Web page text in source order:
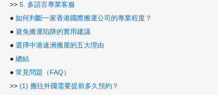
>> 5. 多語言專業客服
● 如何判斷一家香港國際搬運公司的專業程度？
● 避免搬運陷阱的實用建議
● 選擇中港速洲搬屋的五大理由
● 總結
● 常見問題（FAQ）
>> (1) 搬往外國需要提前多久預約？